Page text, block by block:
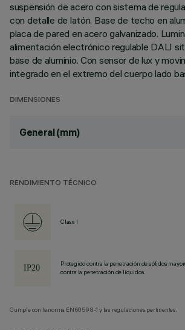
suspensión de acero con sistema de
con detalle de latón. Base de techo en
placa de pared en acero galvanizado.
alimentación electrónico regulable DALI
base de aluminio. Con sensor de lux y
integrado en el extremo del cuerpo lado
DIMENSIONES
General (mm)
RENDIMIENTO TÉCNICO
Class I
Protegido contra la penetración de sólidos
contra la penetración de líquidos.
Cumple con la norma EN60598-1 y las regulaciones pertinentes.